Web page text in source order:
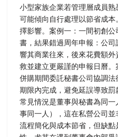
小型家族企業若管理層成員熟
可能傾向自行處理以節省成
擇影響。案例一：一間初創
書，結果錯過周年申報：公
響其商業往來，後來花費額
救並建立更嚴謹的申報日曆
併購期間委託秘書公司協調
期限內完成，避免延誤導致
常見情況是董事與秘書為同
事同一人），這在私營公司
流程簡化與成本節省，但缺